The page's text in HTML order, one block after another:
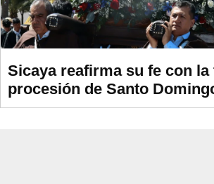
Sicaya reafirma su fe con la
procesión de Santo